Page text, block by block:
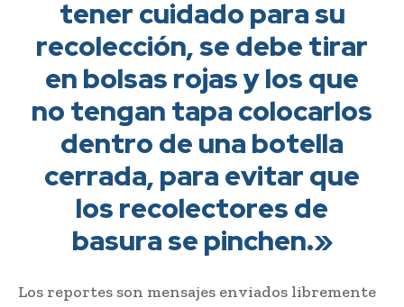
tener cuidado para su
recolección, se debe tirar
en bolsas rojas y los que
no tengan tapa colocarlos
dentro de una botella
cerrada, para evitar que
los recolectores de
basura se pinchen.»
Los reportes son mensajes enviados libremente